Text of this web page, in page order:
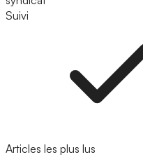
Suivi
Articles les plus lus